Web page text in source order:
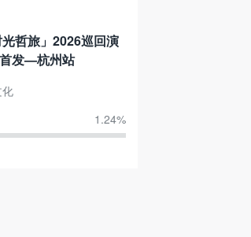
光哲旅」2026巡回演
发—杭州站
1.24%